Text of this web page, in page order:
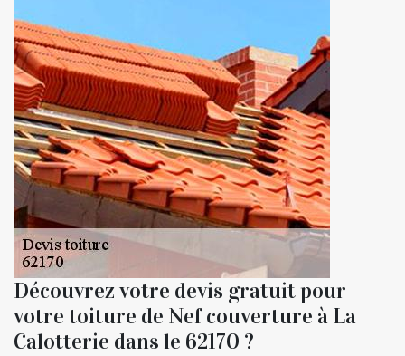
Découvrez votre devis gratuit pour
votre toiture de Nef couverture à La
Calotterie dans le 62170 ?